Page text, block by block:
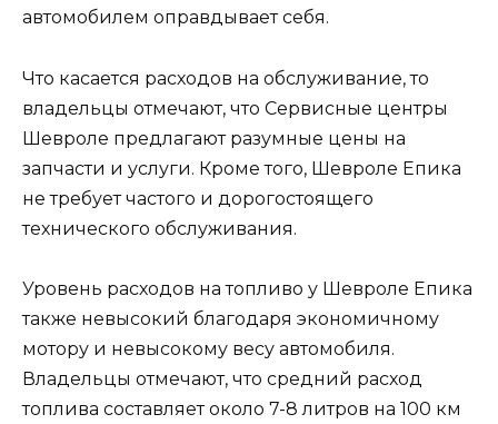
автомобилем оправдывает себя.
Что касается расходов на обслуживание, то
владельцы отмечают, что Сервисные центры
Шевроле предлагают разумные цены на
запчасти и услуги. Кроме того, Шевроле Епика
не требует частого и дорогостоящего
технического обслуживания.
Уровень расходов на топливо у Шевроле Епика
также невысокий благодаря экономичному
мотору и невысокому весу автомобиля.
Владельцы отмечают, что средний расход
топлива составляет около 7-8 литров на 100 км